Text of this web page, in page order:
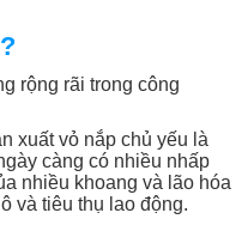
rộng rãi trong công
xuất vỏ nắp chủ yếu là
càng có nhiều nhấp
nhiều khoang và lão hóa
và tiêu thụ lao động.